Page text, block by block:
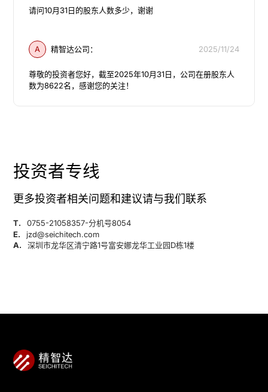
请问10月31日的股东人数多少，谢谢
A 精智达公司： 2025/11/24
尊敬的投资者您好，截至2025年10月31日，公司在册股东人
投资者专线
更多投资者相关问题和建议请与我们联系
T.
0755-21058357-分机号8054
E.
jzd@seichitech.com
A.
深圳市龙华区清宁路1号富安娜龙华工业园D栋1楼